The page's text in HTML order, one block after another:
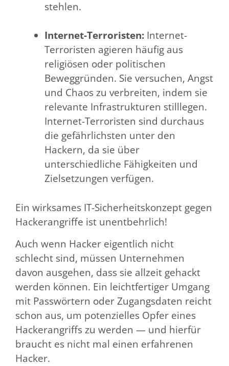
stehlen.
Internet-Terroristen: Internet-
Terroristen agieren häufig aus
religiösen oder politischen
Beweggründen. Sie versuchen, Angst
und Chaos zu verbreiten, indem sie
relevante Infrastrukturen stilllegen.
Internet-Terroristen sind durchaus
die gefährlichsten unter den
Hackern, da sie über
unterschiedliche Fähigkeiten und
Zielsetzungen verfügen.
Ein wirksames IT-Sicherheitskonzept gegen
Hackerangriffe ist unentbehrlich!
Auch wenn Hacker eigentlich nicht
schlecht sind, müssen Unternehmen
davon ausgehen, dass sie allzeit gehackt
werden können. Ein leichtfertiger Umgang
mit Passwörtern oder Zugangsdaten reicht
schon aus, um potenzielles Opfer eines
Hackerangriffs zu werden — und hierfür
braucht es nicht mal einen erfahrenen
Hacker.